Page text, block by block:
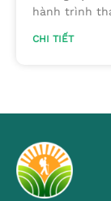
hành trình
CHI TIẾT